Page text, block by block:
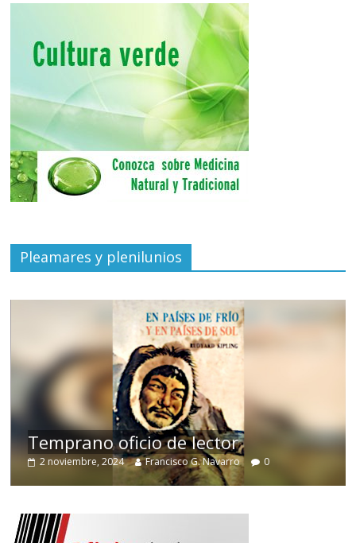
Pleamares y plenilunios
Temprano oficio de lector
2 noviembre, 2024 Francisco G. Navarro 0